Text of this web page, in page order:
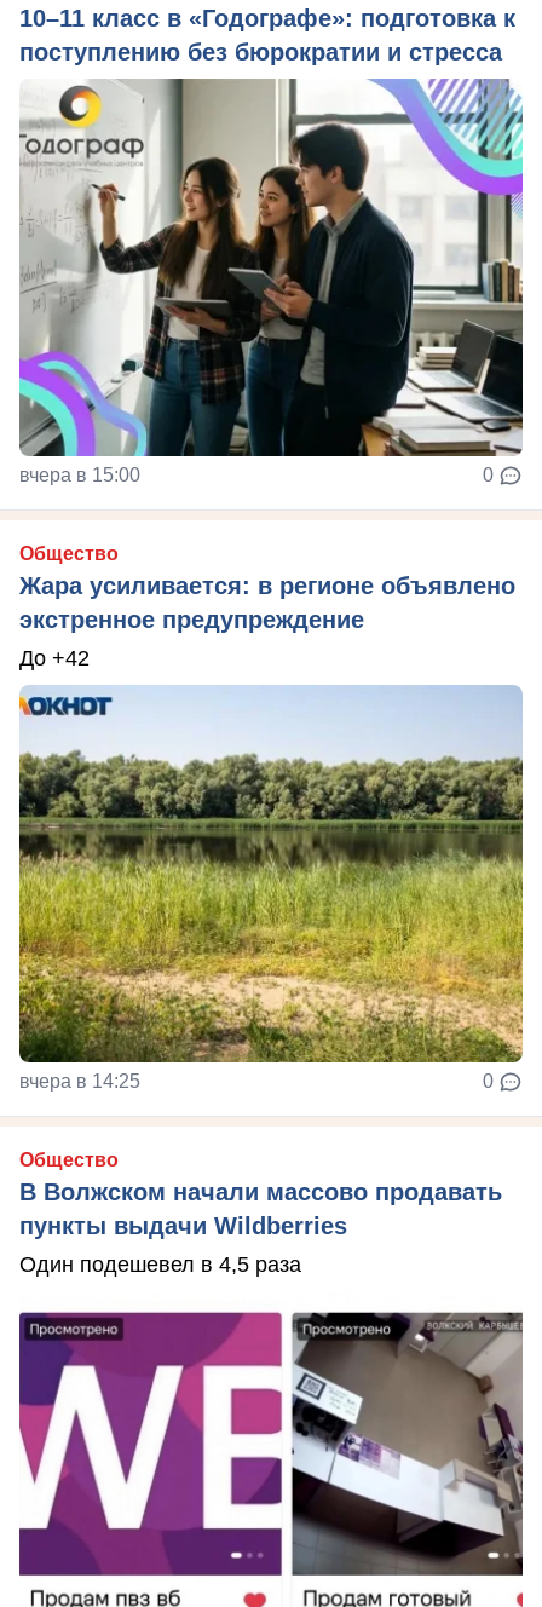
10–11 класс в «Годографе»: подготовка к
поступлению без бюрократии и стресса
вчера в 15:00 0
Общество
Жара усиливается: в регионе объявлено
экстренное предупреждение
До +42
вчера в 14:25 0
Общество
В Волжском начали массово продавать
пункты выдачи Wildberries
Один подешевел в 4,5 раза